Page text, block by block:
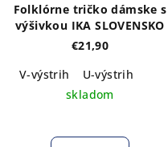
Folklórne tričko dámske s
výšivkou IKA SLOVENSKO
€21,90
V-výstrih
U-výstrih
skladom